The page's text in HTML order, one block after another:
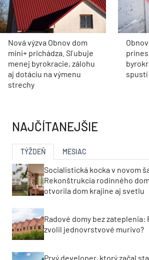
Nová výzva Obnov dom
mini+ prichádza. Sľubuje
menej byrokracie, zálohu
aj dotáciu na výmenu
strechy
spustí
NAJČÍTANEJŠIE
TÝŽDEŇ MESIAC
Socialistická kocka v novom
Rekonštrukcia rodinného
otvorila dom krajine aj svetlu
Radové domy bez
zvolil jednovrstvové murivo?
Prvý developer, ktorý začal